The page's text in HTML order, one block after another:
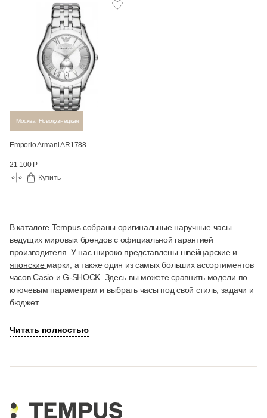
Москва: Новокузнецкая
Emporio Armani AR1788
21 100 Р
Купить
В каталоге Tempus собраны оригинальные наручные часы
ведущих мировых брендов с официальной гарантией
производителя. У нас широко представлены швейцарские и
японские марки, а также один из самых больших ассортиментов
часовCasioиG-SHOCK . Здесь вы можете сравнить модели по
ключевым параметрам и выбрать часы под свой стиль, задачи и
бюджет.
Читать полностью